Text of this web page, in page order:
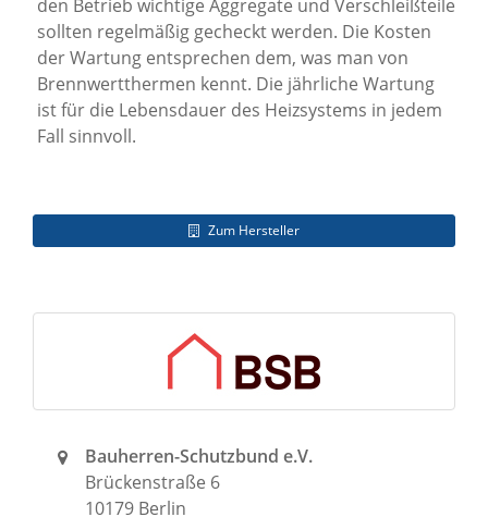
den Betrieb wichtige Aggregate und Verschleißteile
sollten regelmäßig gecheckt werden. Die Kosten
der Wartung entsprechen dem, was man von
Brennwertthermen kennt. Die jährliche Wartung
ist für die Lebensdauer des Heizsystems in jedem
Fall sinnvoll.
Zum Hersteller
Bauherren-Schutzbund e.V.
Brückenstraße 6
10179 Berlin